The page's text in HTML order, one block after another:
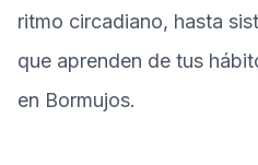
ritmo circadiano, hasta
que aprenden de tus
en Bormujos.